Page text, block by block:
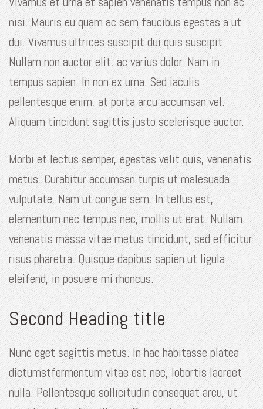
nisi. Mauris eu quam ac sem faucibus egestas a ut
dui. Vivamus ultrices suscipit dui quis suscipit.
Nullam non auctor elit, ac varius dolor. Nam in
tempus sapien. In non ex urna. Sed iaculis
pellentesque enim, at porta arcu accumsan vel.
Aliquam tincidunt sagittis justo scelerisque auctor.
Morbi et lectus semper, egestas velit quis, venenatis
metus. Curabitur accumsan turpis ut malesuada
vulputate. Nam ut congue sem. In tellus est,
elementum nec tempus nec, mollis ut erat. Nullam
venenatis massa vitae metus tincidunt, sed efficitur
risus pharetra. Quisque dapibus sapien ut ligula
eleifend, in posuere mi rhoncus.
Second Heading title
Nunc eget sagittis metus. In hac habitasse platea
dictumstfermentum vitae est nec, lobortis laoreet
nulla. Pellentesque sollicitudin consequat arcu, ut